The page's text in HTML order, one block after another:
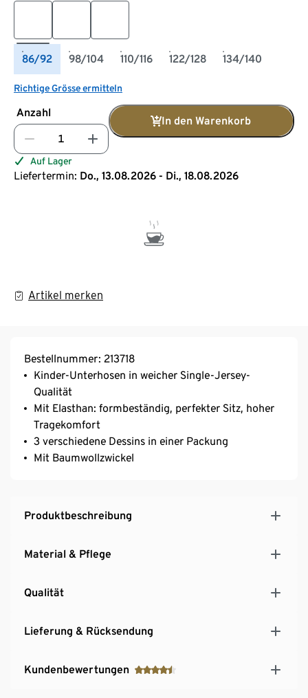
86/92 98/104 110/116 122/128 134/140
Richtige Grösse ermitteln
Anzahl
In den Warenkorb
Auf Lager
Liefertermin: Do., 13.08.2026 - Di., 18.08.2026
Artikel merken
Bestellnummer: 213718
Kinder-Unterhosen in weicher Single-Jersey-
Qualität
Mit Elasthan: formbeständig, perfekter Sitz, hoher
Tragekomfort
3 verschiedene Dessins in einer Packung
Mit Baumwollzwickel
Produktbeschreibung
Material & Pflege
Qualität
Lieferung & Rücksendung
Kundenbewertungen